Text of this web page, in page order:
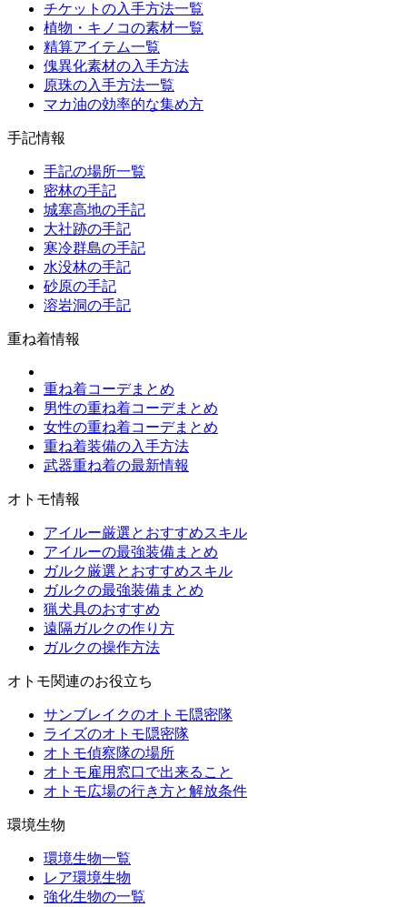
チケットの入手方法一覧
植物・キノコの素材一覧
精算アイテム一覧
傀異化素材の入手方法
原珠の入手方法一覧
マカ油の効率的な集め方
手記情報
手記の場所一覧
密林の手記
城塞高地の手記
大社跡の手記
寒冷群島の手記
水没林の手記
砂原の手記
溶岩洞の手記
重ね着情報
重ね着コーデまとめ
男性の重ね着コーデまとめ
女性の重ね着コーデまとめ
重ね着装備の入手方法
武器重ね着の最新情報
オトモ情報
アイルー厳選とおすすめスキル
アイルーの最強装備まとめ
ガルク厳選とおすすめスキル
ガルクの最強装備まとめ
猟犬具のおすすめ
遠隔ガルクの作り方
ガルクの操作方法
オトモ関連のお役立ち
サンブレイクのオトモ隠密隊
ライズのオトモ隠密隊
オトモ偵察隊の場所
オトモ雇用窓口で出来ること
オトモ広場の行き方と解放条件
環境生物
環境生物一覧
レア環境生物
強化生物の一覧